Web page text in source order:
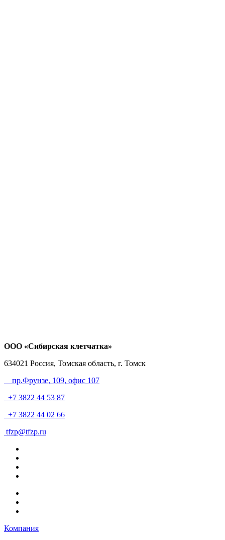
ООО «Сибирская клетчатка»
634021 Россия, Томская область, г. Томск
пр.Фрунзе, 109, офис 107
+7 3822 44 53 87
+7 3822 44 02 66
tfzp@tfzp.ru
Компания